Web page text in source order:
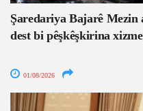
Şaredariya Bajarê
dest bi pêşkêşkirina
01/08/2026